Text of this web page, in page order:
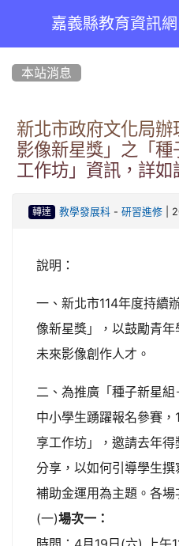
嘉義縣教育資訊網
本站消息
新北市政府文化局辦
影像新星獎」之「
工作坊」資訊，詳如
轉達 教學發展科- 研習進修|
說明：
一、新北市114年度持續
像新星獎」，以鼓勵青
未來影像創作人才。
二、為推廣「種子新星
中小學生踴躍報名參賽
享工作坊」，邀請去年
分享，以如何引導學生撰
補助金運用為主題。各場
(一)場次一：